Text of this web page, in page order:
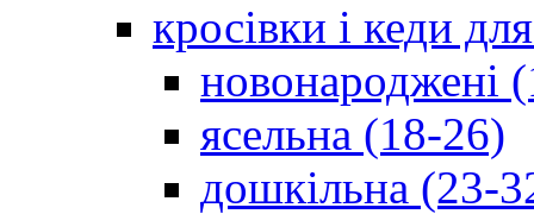
кросівки і кеди
новонароджені
ясельна (18-26)
дошкільна (23-